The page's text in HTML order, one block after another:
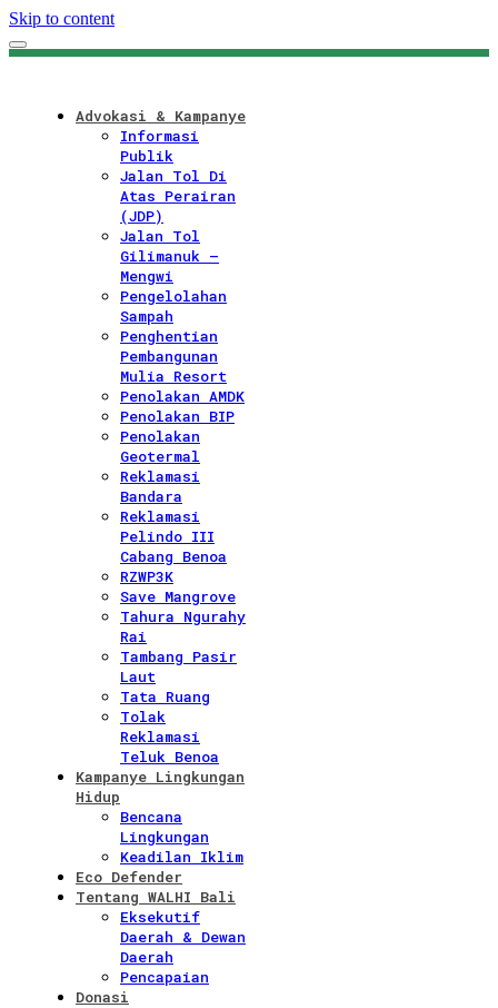
Skip to content
Advokasi & Kampanye
Informasi
Publik
Jalan Tol Di
Atas Perairan
(JDP)
Jalan Tol
Gilimanuk –
Mengwi
Pengelolahan
Sampah
Penghentian
Pembangunan
Mulia Resort
Penolakan AMDK
Penolakan BIP
Penolakan
Geotermal
Reklamasi
Bandara
Reklamasi
Pelindo III
Cabang Benoa
RZWP3K
Save Mangrove
Tahura Ngurahy
Rai
Tambang Pasir
Laut
Tata Ruang
Tolak
Reklamasi
Teluk Benoa
Kampanye Lingkungan
Hidup
Bencana
Lingkungan
Keadilan Iklim
Eco Defender
Tentang WALHI Bali
Eksekutif
Daerah & Dewan
Daerah
Pencapaian
Donasi